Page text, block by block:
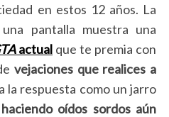
en estos 12 años. La
pantalla muestra una
actual que te premia con
vejaciones que realices a
la respuesta como un jarro
oídos sordos aún